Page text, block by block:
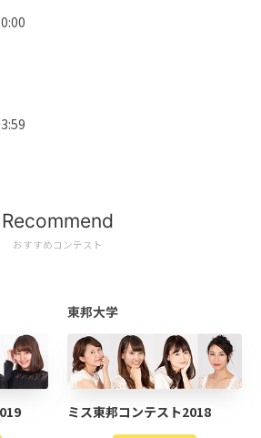
Recommend
おすすめコンテスト
東邦大学
ミス東邦コンテスト2018